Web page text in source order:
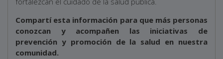
Compartí esta información para que más personas
conozcan y acompañen las iniciativas de
prevención y promoción de la salud en nuestra
comunidad.